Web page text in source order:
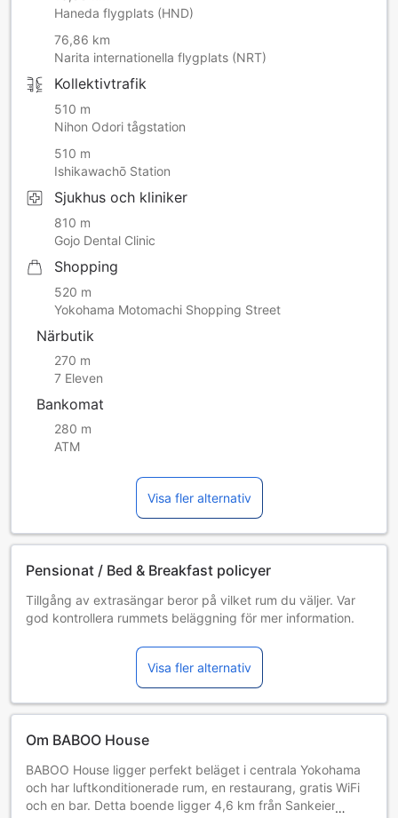
Haneda flygplats (HND)
76,86 km
Narita internationella flygplats (NRT)
Kollektivtrafik
510 m
Nihon Odori tågstation
510 m
Ishikawachō Station
Sjukhus och kliniker
810 m
Gojo Dental Clinic
Shopping
520 m
Yokohama Motomachi Shopping Street
Närbutik
270 m
7 Eleven
Bankomat
280 m
ATM
Visa fler alternativ
Pensionat / Bed & Breakfast policyer
Tillgång av extrasängar beror på vilket rum du väljer. Var
god kontrollera rummets beläggning för mer information.
Visa fler alternativ
Om BABOO House
BABOO House ligger perfekt beläget i centrala Yokohama
och har luftkonditionerade rum, en restaurang, gratis WiFi
och en bar. Detta boende ligger 4,6 km från Sankeien, 12